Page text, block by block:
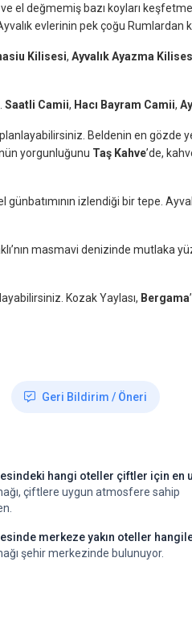
el değmemiş bazı koyları
evlerinin pek çoğu
Kilisesi, Ayvalık Ayazma
Saatli Camii, Hacı Bayram Camii,
Beldenin en gözde
yorgunluğunu Taş Kahve’de,
izlendiği bir tepe.
masmavi denizinde mutlaka
Kozak Yaylası, Bergama
Geri Bildirim / Öneri
hangi oteller çiftler için en
çiftlere uygun atmosfere sahip
merkeze yakın oteller
şehir merkezinde bulunuyor.